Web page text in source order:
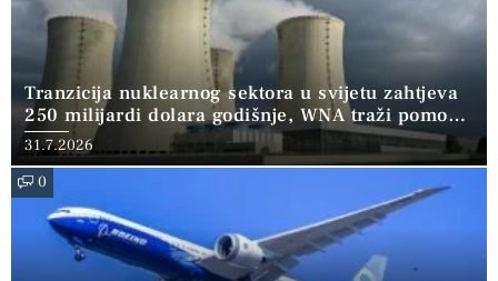
Tranzicija nuklearnog sektora u svijetu zahtjeva
250 milijardi dolara godišnje, WNA traži pomoć
banaka
31.7.2026
0